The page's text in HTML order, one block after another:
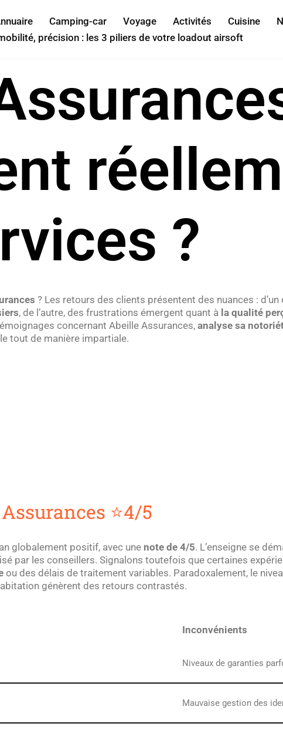
Camping-car Voyage Activités Cuisine
précision : les 3 piliers de votre loadout airsoft
?
? Les retours des clients présentent des nuances :
, de l’autre, des frustrations émergent quant à la qualité
concernant Abeille Assurances,analyse sa
le tout de manière impartiale.
⭐4/5
globalement positif, avec une note de 4/5. L’enseigne se
par les conseillers. Signalons toutefois que certaines
ou des délais de traitement variables. Paradoxalement, le
génèrent des retours contrastés.
Inconvénients
Niveaux de garanties
Mauvaise gestion des